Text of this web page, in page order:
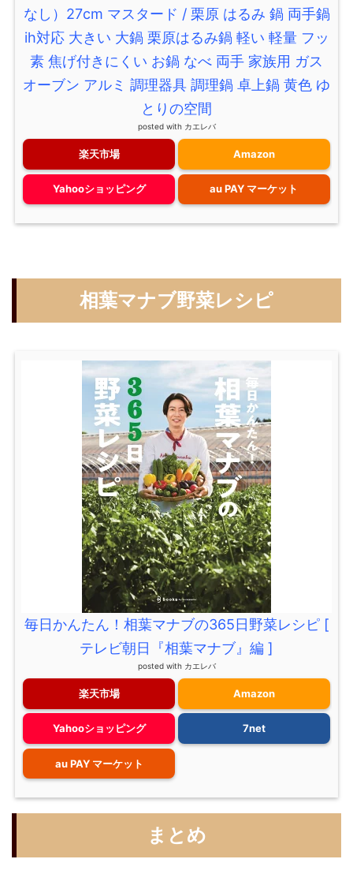
なし）27cm マスタード / 栗原 はるみ 鍋 両手鍋
ih対応 大きい 大鍋 栗原はるみ鍋 軽い 軽量 フッ
素 焦げ付きにくい お鍋 なべ 両手 家族用 ガス
オーブン アルミ 調理器具 調理鍋 卓上鍋 黄色 ゆ
とりの空間
posted with カエレバ
楽天市場 Amazon
Yahooショッピング au PAY マーケット
相葉マナブ野菜レシピ
毎日かんたん！相葉マナブの365日野菜レシピ [
テレビ朝日『相葉マナブ』編 ]
posted with カエレバ
楽天市場 Amazon
Yahooショッピング 7net
au PAY マーケット
まとめ